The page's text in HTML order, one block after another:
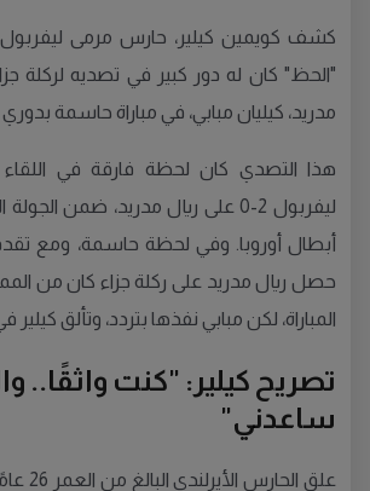
كشف كويمين كيلير، حارس مرمى ليفربول
"الحظ" كان له دور كبير في تصديه لركلة
مدريد، كيليان مبابي، في مباراة حاسمة بدوري
هذا التصدي كان لحظة فارقة في اللقاء
ليفربول 2-0 على ريال مدريد، ضمن
أبطال أوروبا. وفي لحظة حاسمة، ومع
حصل ريال مدريد على ركلة جزاء كان من
المباراة، لكن مبابي نفذها بتردد، وتألق كيلير
تصريح كيلير: "كنت واثقًا..
ساعدني"
علق